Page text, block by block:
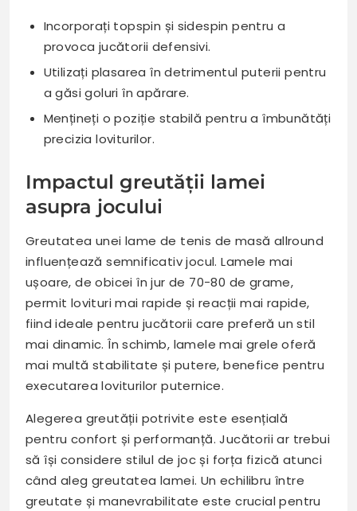
Incorporați topspin și sidespin pentru a
provoca jucătorii defensivi.
Utilizați plasarea în detrimentul puterii pentru
a găsi goluri în apărare.
Mențineți o poziție stabilă pentru a îmbunătăți
precizia loviturilor.
Impactul greutății lamei
asupra jocului
Greutatea unei lame de tenis de masă allround
influențează semnificativ jocul. Lamele mai
ușoare, de obicei în jur de 70-80 de grame,
permit lovituri mai rapide și reacții mai rapide,
fiind ideale pentru jucătorii care preferă un stil
mai dinamic. În schimb, lamele mai grele oferă
mai multă stabilitate și putere, benefice pentru
executarea loviturilor puternice.
Alegerea greutății potrivite este esențială
pentru confort și performanță. Jucătorii ar trebui
să își considere stilul de joc și forța fizică atunci
când aleg greutatea lamei. Un echilibru între
greutate și manevrabilitate este crucial pentru